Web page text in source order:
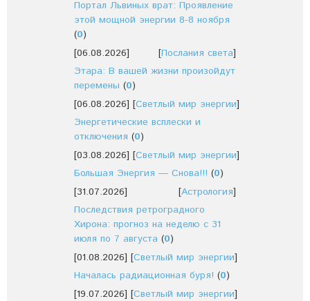
Портал Львиных врат: Проявление
этой мощной энергии 8-8 ноября
(0)
[06.08.2026]
[Послания света]
Этара: В вашей жизни произойдут
перемены (0)
[06.08.2026] [Светлый мир энергии]
Энергетические всплески и
отключения (0)
[03.08.2026] [Светлый мир энергии]
Большая Энергия — Снова!!! (0)
[31.07.2026]
[Астрология]
Последствия ретроградного
Хирона: прогноз на неделю с 31
июля по 7 августа (0)
[01.08.2026] [Светлый мир энергии]
Началась радиационная буря! (0)
[19.07.2026] [Светлый мир энергии]